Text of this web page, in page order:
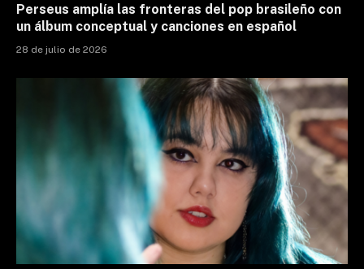
Perseus amplía las fronteras del pop brasileño con
un álbum conceptual y canciones en español
28 de julio de 2026